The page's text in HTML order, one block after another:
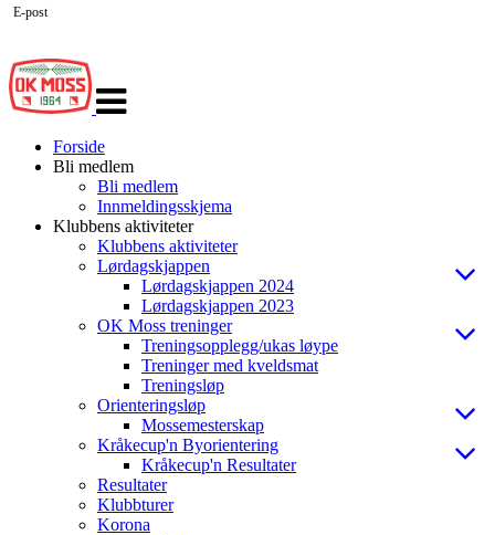
navigasjon
Forside
Bli medlem
Bli medlem
Innmeldingsskjema
Klubbens aktiviteter
Klubbens aktiviteter
Lørdagskjappen
Lørdagskjappen 2024
Lørdagskjappen 2023
OK Moss treninger
Treningsopplegg/ukas løype
Treninger med kveldsmat
Treningsløp
Orienteringsløp
Mossemesterskap
Kråkecup'n Byorientering
Kråkecup'n Resultater
Resultater
Klubbturer
Korona
E-post